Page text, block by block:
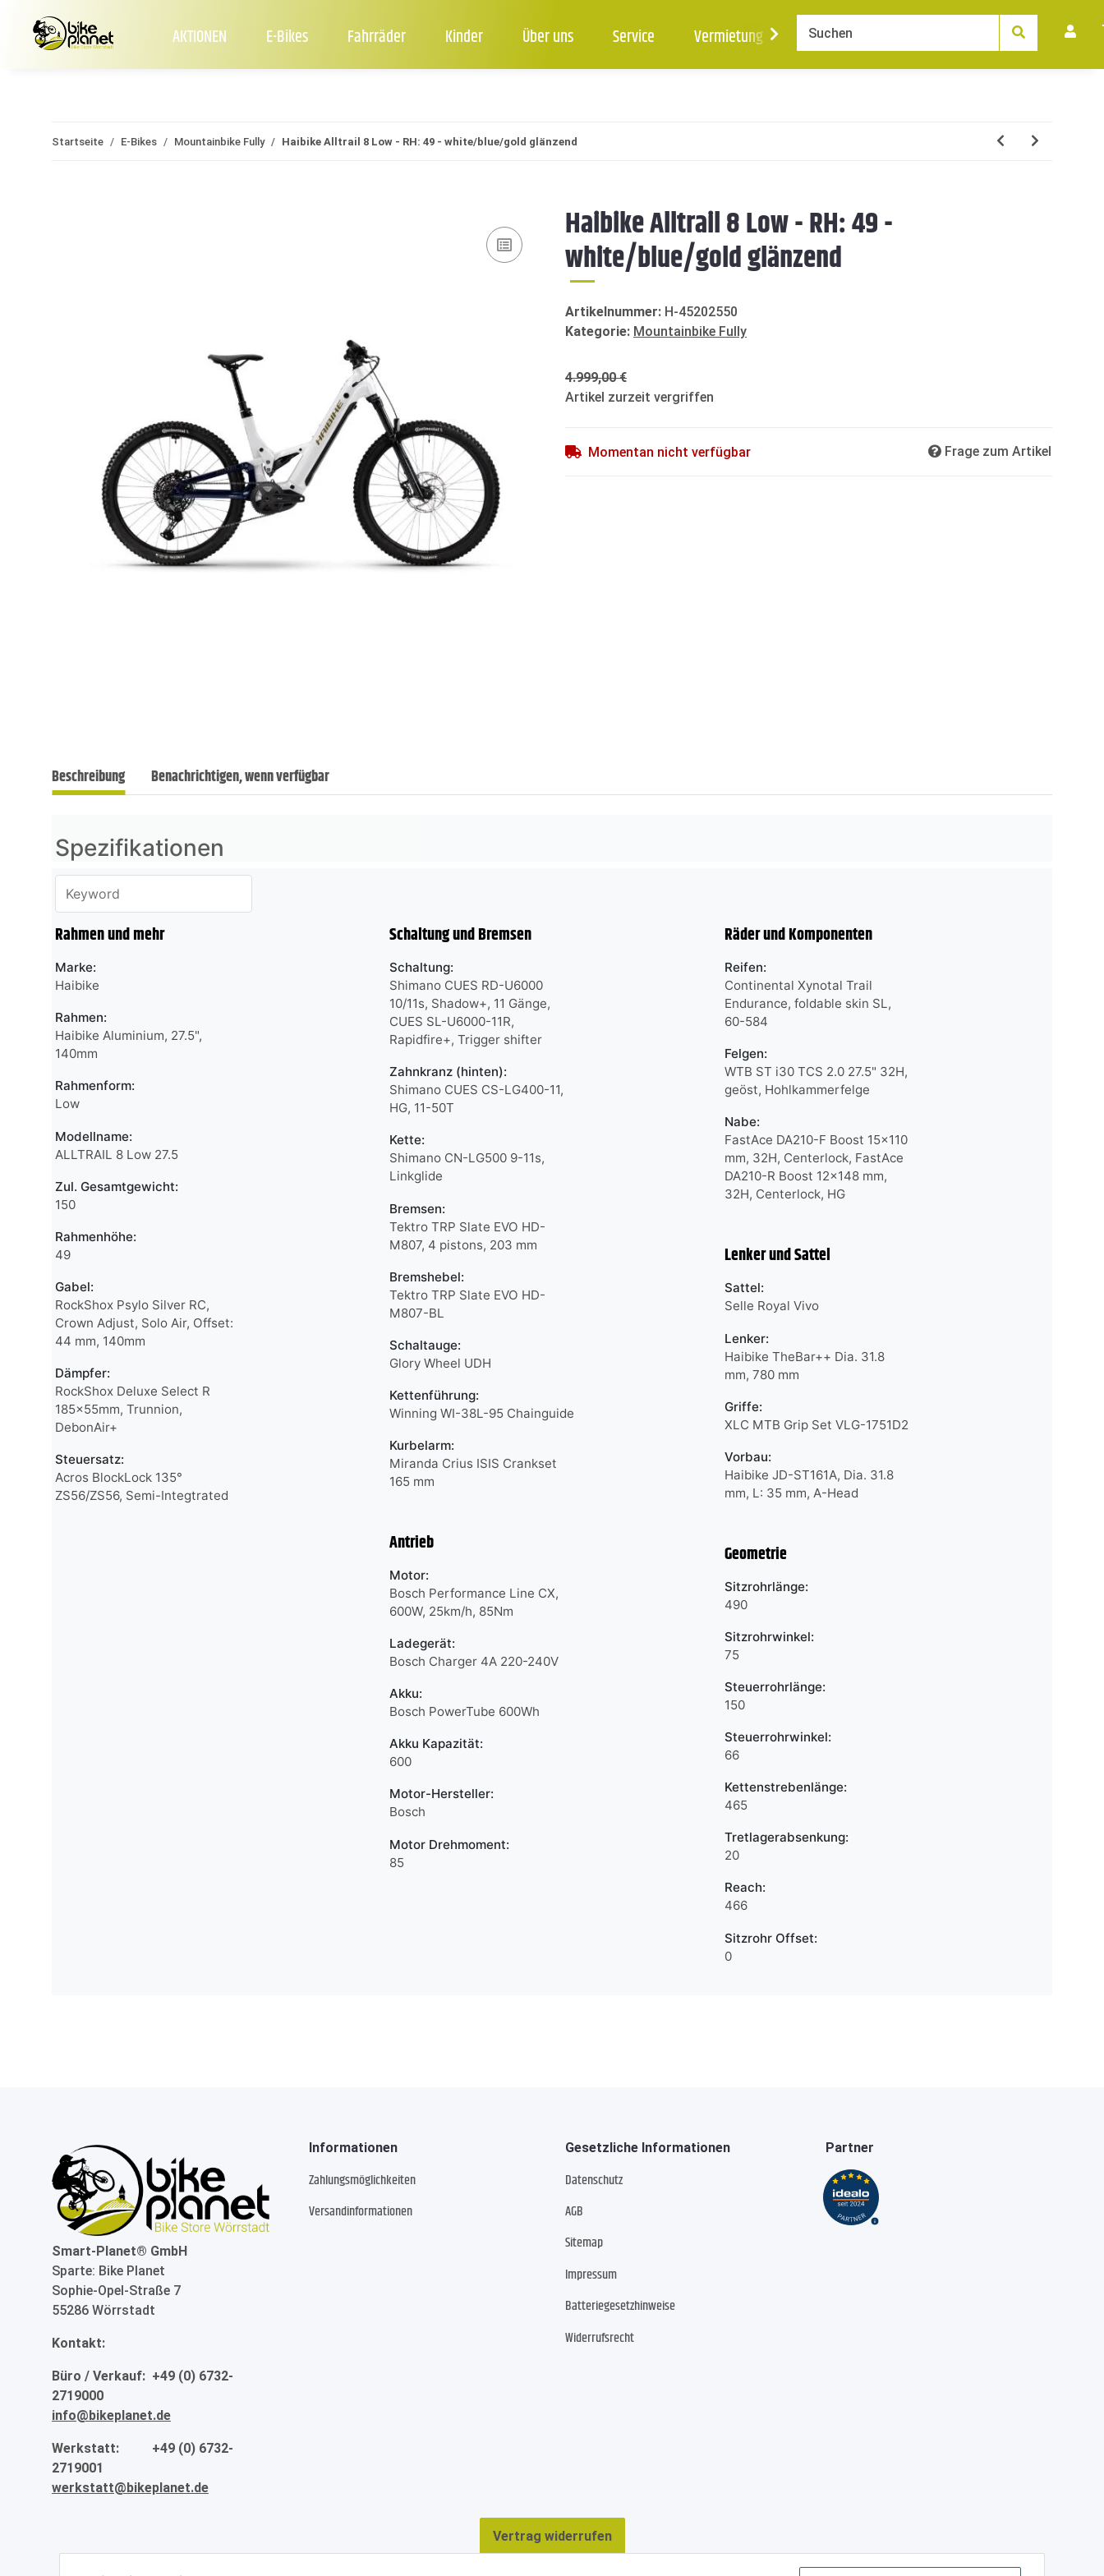
AKTIONEN E-Bikes Fahrräder Kinder Über uns Service Vermietung Ankauf Kontakt
Startseite E-Bikes Mountainbike Fully Haibike Alltrail 8 Low - RH: 49 - white/blue/gold glänzend
Haibike Alltrail 8 Low - RH: 49 -
white/blue/gold glänzend
Artikelnummer: H-45202550
Kategorie: Mountainbike Fully
4.999,00 €
Artikel zurzeit vergriffen
Momentan nicht verfügbar Frage zum Artikel
Beschreibung Benachrichtigen, wenn verfügbar
Spezifikationen
Rahmen und mehr
Marke:
Haibike
Rahmen:
Haibike Aluminium, 27.5",
140mm
Rahmenform:
Low
Modellname:
ALLTRAIL 8 Low 27.5
Zul. Gesamtgewicht:
150
Rahmenhöhe:
49
Gabel:
RockShox Psylo Silver RC,
Crown Adjust, Solo Air, Offset:
44 mm, 140mm
Dämpfer:
RockShox Deluxe Select R
185x55mm, Trunnion,
DebonAir+
Steuersatz:
Acros BlockLock 135°
ZS56/ZS56, Semi-Integtrated
Schaltung und Bremsen
Schaltung:
Shimano CUES RD-U6000
10/11s, Shadow+, 11 Gänge,
CUES SL-U6000-11R,
Rapidfire+, Trigger shifter
Zahnkranz (hinten):
Shimano CUES CS-LG400-11,
HG, 11-50T
Kette:
Shimano CN-LG500 9-11s,
Linkglide
Bremsen:
Tektro TRP Slate EVO HD-
M807, 4 pistons, 203 mm
Bremshebel:
Tektro TRP Slate EVO HD-
M807-BL
Schaltauge:
Glory Wheel UDH
Kettenführung:
Winning WI-38L-95 Chainguide
Kurbelarm:
Miranda Crius ISIS Crankset
165 mm
Antrieb
Motor:
Bosch Performance Line CX,
600W, 25km/h, 85Nm
Ladegerät:
Bosch Charger 4A 220-240V
Akku:
Bosch PowerTube 600Wh
Akku Kapazität:
600
Motor-Hersteller:
Bosch
Motor Drehmoment:
85
Räder und Komponenten
Reifen:
Continental Xynotal Trail
Endurance, foldable skin SL,
60-584
Felgen:
WTB ST i30 TCS 2.0 27.5" 32H,
geöst, Hohlkammerfelge
Nabe:
FastAce DA210-F Boost 15x110
mm, 32H, Centerlock, FastAce
DA210-R Boost 12x148 mm,
32H, Centerlock, HG
Lenker und Sattel
Sattel:
Selle Royal Vivo
Lenker:
Haibike TheBar++ Dia. 31.8
mm, 780 mm
Griffe:
XLC MTB Grip Set VLG-1751D2
Vorbau:
Haibike JD-ST161A, Dia. 31.8
mm, L: 35 mm, A-Head
Geometrie
Sitzrohrlänge:
490
Sitzrohrwinkel:
75
Steuerrohrlänge:
150
Steuerrohrwinkel:
66
Kettenstrebenlänge:
465
Tretlagerabsenkung:
20
Reach:
466
Sitzrohr Offset:
0
Smart-Planet® GmbH
Sparte: Bike Planet
Sophie-Opel-Straße 7
55286 Wörrstadt
Kontakt:
Büro / Verkauf: +49 (0) 6732-
2719000
info@bikeplanet.de
Werkstatt: +49 (0) 6732-
2719001
werkstatt@bikeplanet.de
Informationen
Zahlungsmöglichkeiten
Versandinformationen
Gesetzliche Informationen
Datenschutz
AGB
Sitemap
Impressum
Batteriegesetzhinweise
Widerrufsrecht
Partner
Vertrag widerrufen